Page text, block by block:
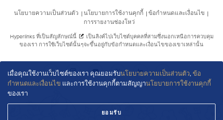
เมื่อคุณใช้งานเว็บไซต์ของเรา คุณยอมรับนโยบายความเป็นส่วนตัว,ข้อ
กำหนดและเงื่อนไข และการใช้งานคุกกี้ตามสัญญานโยบายการใช้งานคุกกี้
ของเรา
ยอมรับ